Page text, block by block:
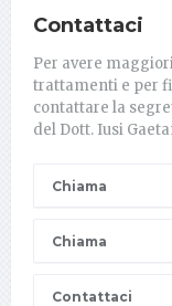
Contattaci
Per avere
trattamenti e per
contattare la
del Dott. Iusi
Chiama
Chiama
Contattaci